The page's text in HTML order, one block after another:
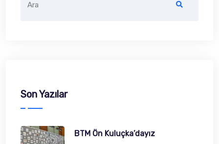
for:
Son Yazılar
BTM Ön Kuluçka’dayız